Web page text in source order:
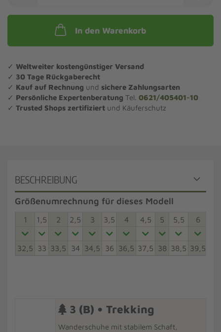
In den Warenkorb
✓ Weltweiter kostengünstiger Versand
✓ 30 Tage Rückgaberecht
✓ Kauf auf Rechnung und sichere Zahlungsarten
✓ Persönliche Expertenberatung Tel. 0621/405401-10
✓ Trusted Shops zertifiziert und Käuferschutz
BESCHREIBUNG
Größenumrechnung für dieses Modell
1 1,5 2 2,5 3 3,5 4 4,5 5 5,5 6
32,5 33 33,5 34 34,5 36 36,5 37,5 38 38,5 39,5
3 (B) • Trekking
Wanderschuhe mit stabilem Schaft,